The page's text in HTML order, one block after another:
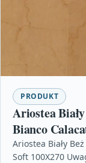
PRODUKT
Ariostea
Bianco
Ariostea Biały
Soft 100X270